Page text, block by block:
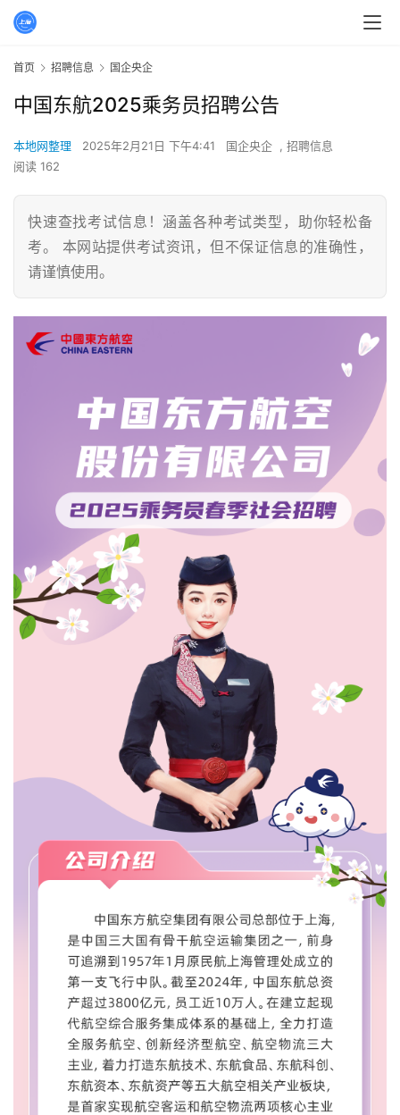
首页 招聘信息 国企央企
中国东航2025乘务员招聘公告
本地网整理 2025年2月21日 下午4:41 国企央企 , 招聘信息
阅读 162
快速查找考试信息！涵盖各种考试类型，助你轻松备
考。 本网站提供考试资讯，但不保证信息的准确性，
请谨慎使用。